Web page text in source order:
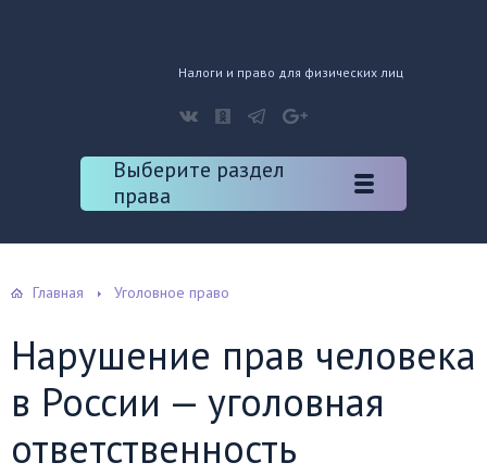
Налоги и право для физических лиц
Выберите раздел
права
Главная Уголовное право
Нарушение прав человека
в России — уголовная
ответственность